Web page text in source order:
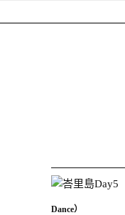
Dance）